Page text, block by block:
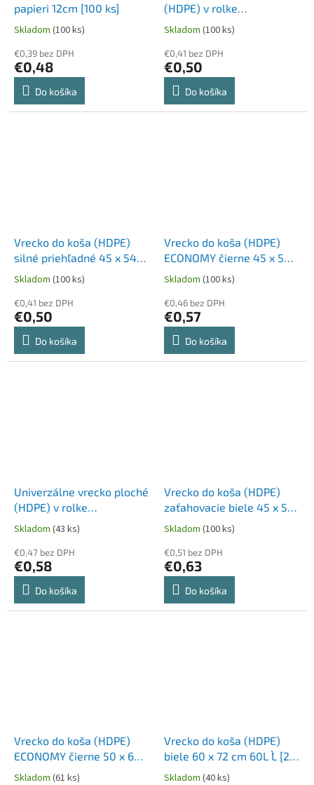
papieri 12cm [100 ks]
Skladom (100 ks)
€0,39 bez DPH
€0,48
Do košíka
(HDPE) v rolke
transparentné 25 x 40 cm
5L `XL` [50 ks]
Skladom (100 ks)
€0,41 bez DPH
€0,50
Do košíka
Vrecko do koša (HDPE)
silné priehľadné 45 x 54
cm 18L `S` [20 ks]
Skladom (100 ks)
€0,41 bez DPH
€0,50
Do košíka
Vrecko do koša (HDPE)
ECONOMY čierne 45 x 54
cm 18L `S` [50 ks]
Skladom (100 ks)
€0,46 bez DPH
€0,57
Do košíka
Univerzálne vrecko ploché
(HDPE) v rolke
transparentné 20 x 30 cm
2L `M` [100 ks]
Skladom (43 ks)
€0,47 bez DPH
€0,58
Do košíka
Vrecko do koša (HDPE)
zaťahovacie biele 45 x 50
cm 18L `S` [20 ks]
Skladom (100 ks)
€0,51 bez DPH
€0,63
Do košíka
Vrecko do koša (HDPE)
ECONOMY čierne 50 x 60
cm 30L `M` [50 ks]
Skladom (61 ks)
Vrecko do koša (HDPE)
biele 60 x 72 cm 60L `L` [20
ks]
Skladom (40 ks)